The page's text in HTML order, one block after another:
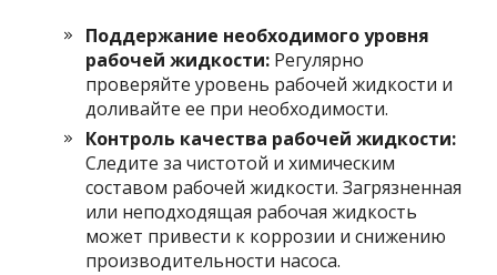
Поддержание необходимого уровня
рабочей жидкости: Регулярно
проверяйте уровень рабочей жидкости и
доливайте ее при необходимости.
Контроль качества рабочей жидкости:
Следите за чистотой и химическим
составом рабочей жидкости. Загрязненная
или неподходящая рабочая жидкость
может привести к коррозии и снижению
производительности насоса.